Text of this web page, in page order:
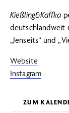
Kießling&Kaffka
deutschlandweit
„Jenseits“ und
Website
Instagram
ZUM